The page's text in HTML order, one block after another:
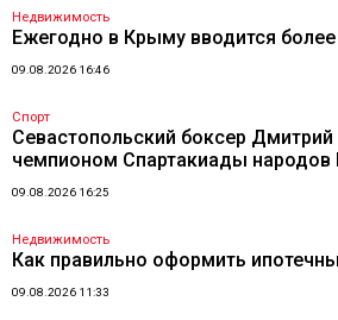
Недвижимость
Ежегодно в Крыму вводится
09.08.2026 16:46
Спорт
Севастопольский боксер
чемпионом Спартакиады народов
09.08.2026 16:25
Недвижимость
Как правильно оформить
09.08.2026 11:33